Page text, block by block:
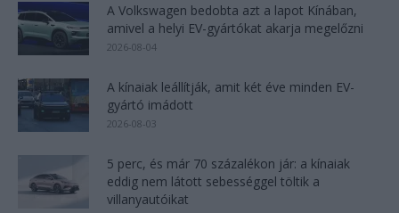
A Volkswagen bedobta azt a lapot Kínában,
amivel a helyi EV-gyártókat akarja megelőzni
2026-08-04
A kínaiak leállítják, amit két éve minden EV-
gyártó imádott
2026-08-03
5 perc, és már 70 százalékon jár: a kínaiak
eddig nem látott sebességgel töltik a
villanyautóikat